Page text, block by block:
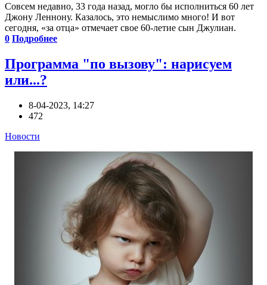
Совсем недавно, 33 года назад, могло бы исполниться 60 лет
Джону Леннону. Казалось, это немыслимо много! И вот
сегодня, «за отца» отмечает свое 60-летие сын Джулиан.
0 Подробнее
Программа "по вызову": нарисуем
или...?
8-04-2023, 14:27
472
Новости